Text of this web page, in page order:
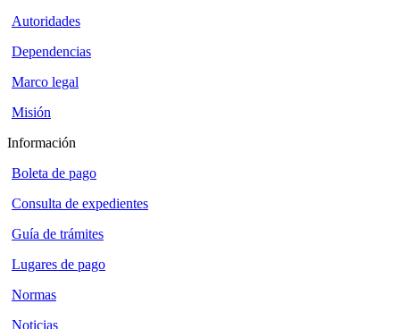
Autoridades
Dependencias
Marco legal
Misión
Información
Boleta de pago
Consulta de expedientes
Guía de trámites
Lugares de pago
Normas
Noticias